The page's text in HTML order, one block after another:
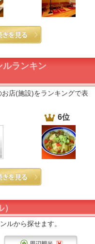
ルランキン
店(施設)をランキングで表
6位
ルから探せます。